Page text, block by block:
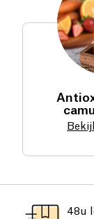
48u